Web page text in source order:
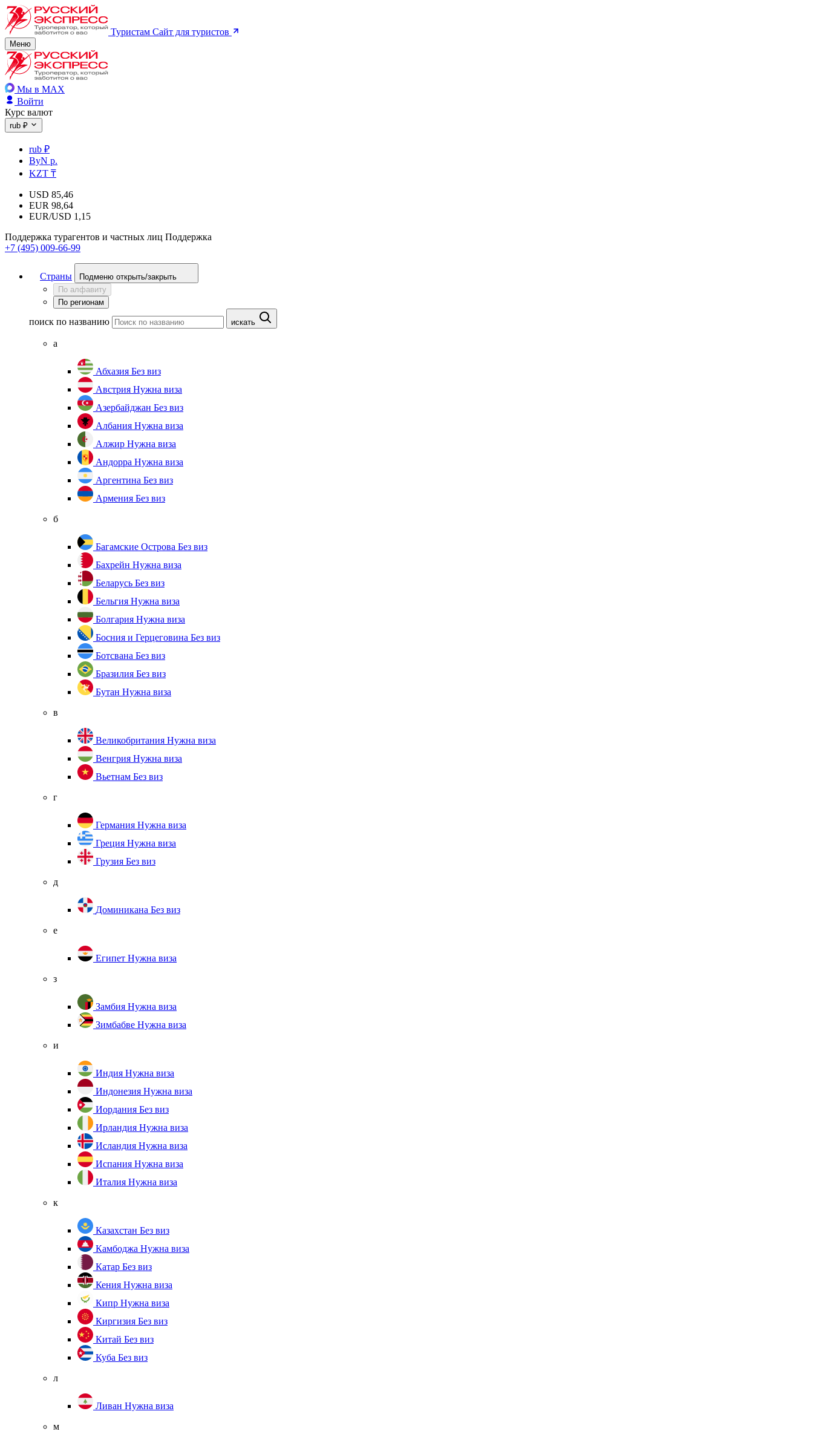
Туристам Сайт для туристов
Меню
Мы в MAX
Войти
Курс валют
rub ₽
rub ₽
ByN р.
KZT ₸
USD 85,46
EUR 98,64
EUR/USD 1,15
Поддержка турагентов и частных лиц Поддержка
+7 (495) 009-66-99
Страны
Подменю открыть/закрыть
По алфавиту
По регионам
поиск по названию искать
а
Абхазия Без виз
Австрия Нужна виза
Азербайджан Без виз
Албания Нужна виза
Алжир Нужна виза
Андорра Нужна виза
Аргентина Без виз
Армения Без виз
б
Багамские Острова Без виз
Бахрейн Нужна виза
Беларусь Без виз
Бельгия Нужна виза
Болгария Нужна виза
Босния и Герцеговина Без виз
Ботсвана Без виз
Бразилия Без виз
Бутан Нужна виза
в
Великобритания Нужна виза
Венгрия Нужна виза
Вьетнам Без виз
г
Германия Нужна виза
Греция Нужна виза
Грузия Без виз
д
Доминикана Без виз
е
Египет Нужна виза
з
Замбия Нужна виза
Зимбабве Нужна виза
и
Индия Нужна виза
Индонезия Нужна виза
Иордания Без виз
Ирландия Нужна виза
Исландия Нужна виза
Испания Нужна виза
Италия Нужна виза
к
Казахстан Без виз
Камбоджа Нужна виза
Катар Без виз
Кения Нужна виза
Кипр Нужна виза
Киргизия Без виз
Китай Без виз
Куба Без виз
л
Ливан Нужна виза
м